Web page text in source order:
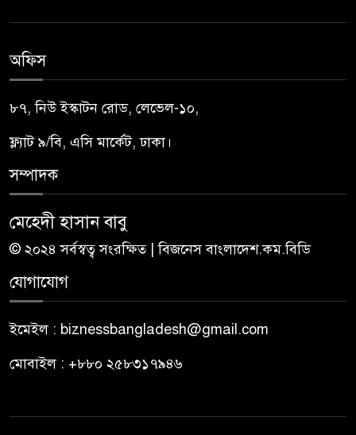
অফিস
৮৭, নিউ ইস্কাটন রোড, লেভেল-১০,
ফ্ল্যাট ৯/বি, এসি মার্কেট, ঢাকা।
সম্পাদক
মেহেদী হাসান বাবু
© ২০২৪ সর্বস্বত্ব সংরক্ষিত | বিজনেস বাংলাদেশ.কম.বিডি
যোগাযোগ
ইমেইল : biznessbangladesh@gmail.com
মোবাইল : +৮৮০ ২৫৮৩১৭৯৪৬